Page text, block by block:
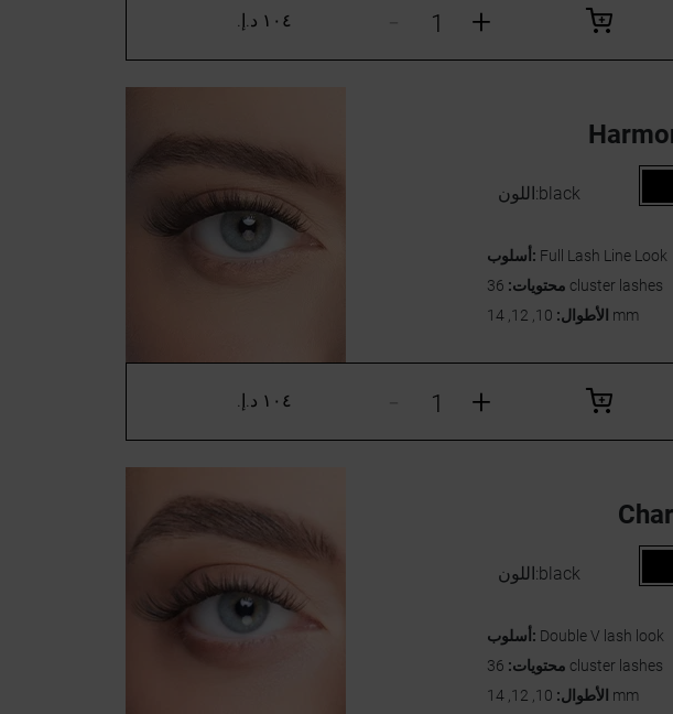
١٠٤ د.إ.‏ +
اللون:black
أسلوب: Full Lash Line Look
محتويات: 36 cluster lashes
الأطوال: 10, 12, 14 mm
١٠٤ د.إ.‏ +
اللون:black
أسلوب: Double V lash look
محتويات: 36 cluster lashes
الأطوال: 10, 12, 14 mm